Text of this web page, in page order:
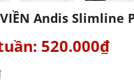
Andis Slimline
520.000₫